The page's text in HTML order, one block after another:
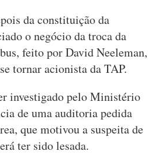
da constituição da
o negócio da troca da
feito por David Neeleman,
tornar acionista da TAP.
investigado pelo Ministério
de uma auditoria pedida
que motivou a suspeita de
ter sido lesada.